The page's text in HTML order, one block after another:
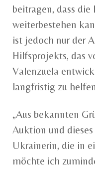
beitragen, dass
weiterbestehen
ist jedoch nur der
Hilfsprojekts, das
Valenzuela
langfristig zu
„Aus bekannten
Auktion und
Ukrainerin, die in
möchte ich